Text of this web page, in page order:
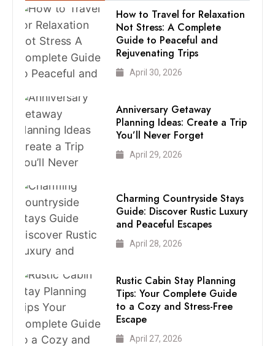
How to Travel for Relaxation
Not Stress: A Complete
Guide to Peaceful and
Rejuvenating Trips
April 30, 2026
Anniversary Getaway
Planning Ideas: Create a Trip
You’ll Never Forget
April 29, 2026
Charming Countryside Stays
Guide: Discover Rustic Luxury
and Peaceful Escapes
April 28, 2026
Rustic Cabin Stay Planning
Tips: Your Complete Guide
to a Cozy and Stress-Free
Escape
April 27, 2026